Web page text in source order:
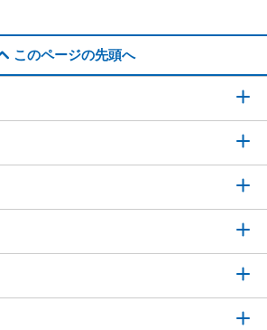
このページの先頭へ